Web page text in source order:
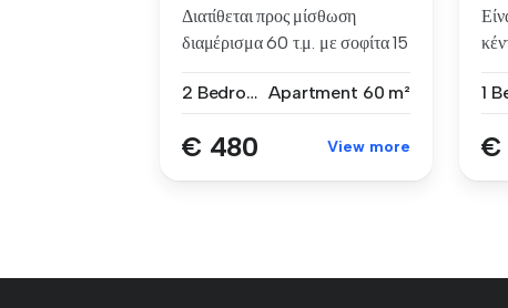
Διατίθεται προς μίσθωση
διαμέρισμα 60 τ.μ. με σοφίτα 15
2 Bedrooms Apartment 60 m²
€ 480 View more
1
€